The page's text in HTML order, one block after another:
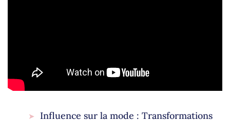
Influence sur la mode : Transformations